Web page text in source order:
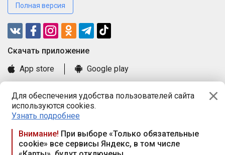
Для обеспечения удобства пользователей сайта
используются cookies.
Узнать подробнее
Внимание! При выборе «Только обязательные
cookie» все сервисы Яндекс, в том числе
Полная версия
Cкачать приложение
App store
Google play
Книга замечаний и предложений
Правила и документы
Praca.by © 2000—2026, ООО «ПРАЦА БАЙ»
Республика Беларусь, 220114, г. Минск, пр-т Независимости
117а, пом. № 9.